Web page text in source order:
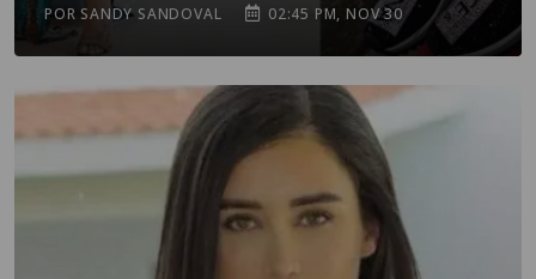
POR SANDY SANDOVAL 02:45 PM, NOV 30